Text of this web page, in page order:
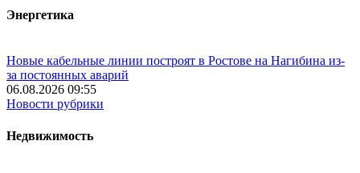
Энергетика
Новые кабельные линии построят в Ростове на Нагибина из-
за постоянных аварий
06.08.2026 09:55
Новости рубрики
Недвижимость